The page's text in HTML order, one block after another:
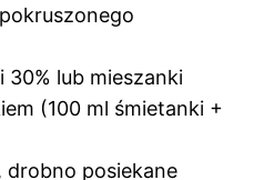
30% lub mieszanki
(100 ml śmietanki +
drobno posiekane